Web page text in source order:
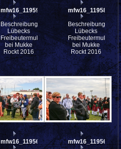
mfw16_119593ww
Beschreibung:
Lübecks
Freibeutermukke
bei Mukke
Rockt 2016
mfw16_119588ww
Beschreibung:
Lübecks
Freibeutermukke
bei Mukke
Rockt 2016
mfw16_119568ww
mfw16_119567ww